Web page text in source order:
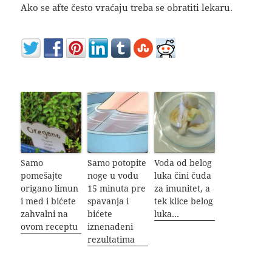
Ako se afte često vraćaju treba se obratiti lekaru.
Samo
pomešajte
origano limun
i med i bićete
zahvalni na
ovom receptu
Samo potopite
noge u vodu
15 minuta pre
spavanja i
bićete
iznenađeni
rezultatima
Voda od belog
luka čini čuda
za imunitet, a
tek klice belog
luka…